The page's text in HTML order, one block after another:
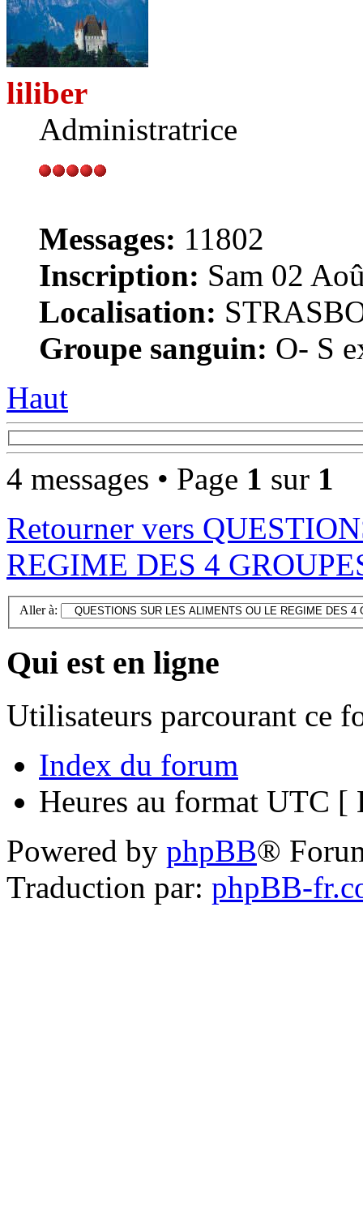
liliber
Administratrice
Messages: 11802
Inscription: Sam 02
Localisation:
Groupe sanguin: O- S
Haut
4 messages • Page 1 sur 1
Retourner vers
REGIME DES 4
Aller à:
Qui est en ligne
Utilisateurs parcourant ce
Index du forum
Heures au format UTC [
Powered by phpBB®
Traduction par: phpBB-